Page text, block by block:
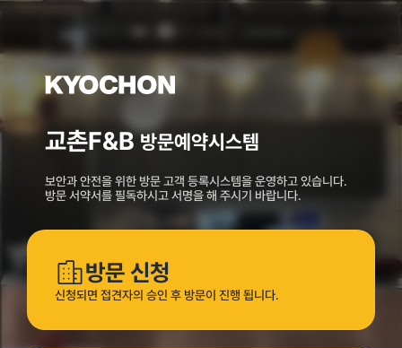
교촌F&B방문예약시스템
보안과 안전을 위한 방문 고객 등록시스템을 운영하고 있습니다.
방문 서약서를 필독하시고 서명을 해 주시기 바랍니다.
방문 신청
신청되면 접견자의 승인 후 방문이 진행 됩니다.